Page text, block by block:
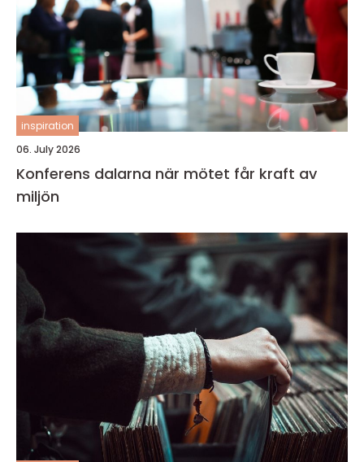
inspiration
06. July 2026
Konferens dalarna när mötet får kraft av
miljön